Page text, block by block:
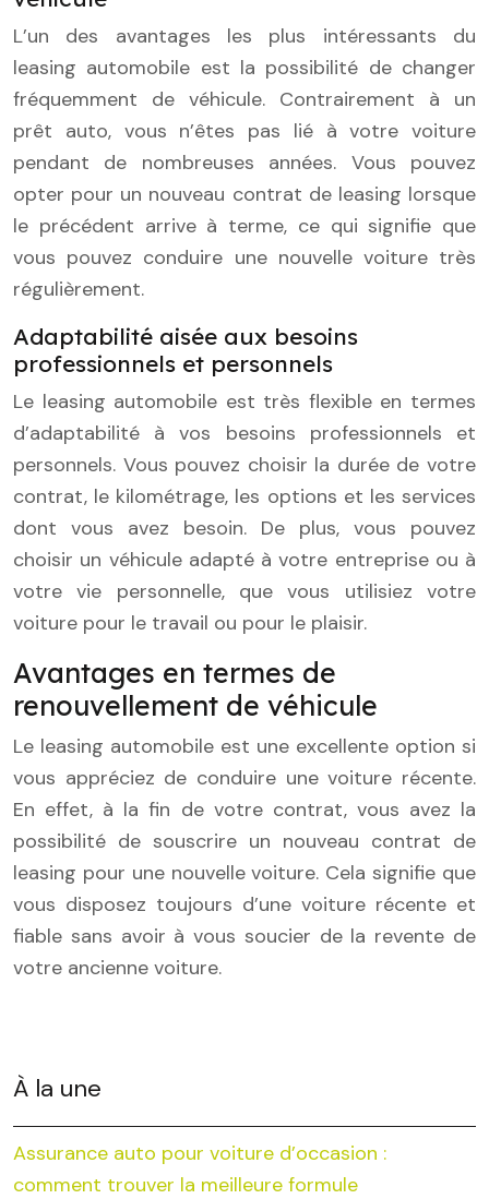
L’un des avantages les plus intéressants du
leasing automobile est la possibilité de changer
fréquemment de véhicule. Contrairement à un
prêt auto, vous n’êtes pas lié à votre voiture
pendant de nombreuses années. Vous pouvez
opter pour un nouveau contrat de leasing lorsque
le précédent arrive à terme, ce qui signifie que
vous pouvez conduire une nouvelle voiture très
régulièrement.
Adaptabilité aisée aux besoins
professionnels et personnels
Le leasing automobile est très flexible en termes
d’adaptabilité à vos besoins professionnels et
personnels. Vous pouvez choisir la durée de votre
contrat, le kilométrage, les options et les services
dont vous avez besoin. De plus, vous pouvez
choisir un véhicule adapté à votre entreprise ou à
votre vie personnelle, que vous utilisiez votre
voiture pour le travail ou pour le plaisir.
Avantages en termes de
renouvellement de véhicule
Le leasing automobile est une excellente option si
vous appréciez de conduire une voiture récente.
En effet, à la fin de votre contrat, vous avez la
possibilité de souscrire un nouveau contrat de
leasing pour une nouvelle voiture. Cela signifie que
vous disposez toujours d’une voiture récente et
fiable sans avoir à vous soucier de la revente de
votre ancienne voiture.
À la une
Assurance auto pour voiture d’occasion :
comment trouver la meilleure formule